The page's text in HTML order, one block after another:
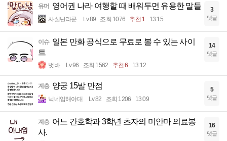
유머 영어권 나라 여행할 때 배워두면 유용한 말들
사실난라쿤 Lv.89 조회 1076 추천 1 13:15
3
댓글
이슈 일본 만화 공식으로 무료로 볼 수 있는 사이
트
벗바 Lv.96 조회 1562 추천 6 13:12
14
댓글
계층 양궁 15발 만점
닉네임해야대 Lv.82 조회 1206 13:09
5
댓글
계층 어느 간호학과 3학년 츠자의 미얀마 의료봉
사.
16
댓글